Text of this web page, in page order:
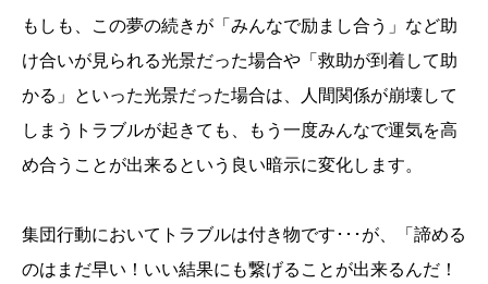
もしも、この夢の続きが「みんなで励まし合う」など助
け合いが見られる光景だった場合や「救助が到着して助
かる」といった光景だった場合は、人間関係が崩壊して
しまうトラブルが起きても、もう一度みんなで運気を高
め合うことが出来るという良い暗示に変化します。
集団行動においてトラブルは付き物です･･･が、「諦める
のはまだ早い！いい結果にも繋げることが出来るんだ！